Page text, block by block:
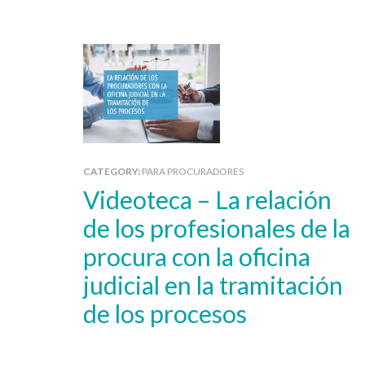
CATEGORY: PARA PROCURADORES
Videoteca – La relación
de los profesionales de la
procura con la oficina
judicial en la tramitación
de los procesos